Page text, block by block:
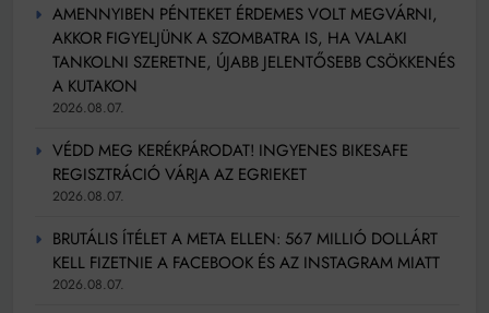
AMENNYIBEN PÉNTEKET ÉRDEMES VOLT MEGVÁRNI,
AKKOR FIGYELJÜNK A SZOMBATRA IS, HA VALAKI
TANKOLNI SZERETNE, ÚJABB JELENTŐSEBB CSÖKKENÉS
A KUTAKON
2026.08.07.
VÉDD MEG KERÉKPÁRODAT! INGYENES BIKESAFE
REGISZTRÁCIÓ VÁRJA AZ EGRIEKET
2026.08.07.
BRUTÁLIS ÍTÉLET A META ELLEN: 567 MILLIÓ DOLLÁRT
KELL FIZETNIE A FACEBOOK ÉS AZ INSTAGRAM MIATT
2026.08.07.